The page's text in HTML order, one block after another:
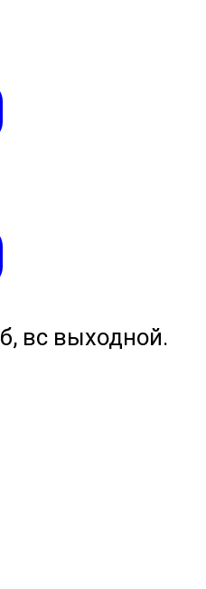
вс выходной.